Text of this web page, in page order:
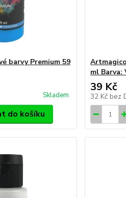
barvy Premium 59
Skladem
do košíku
ml Barva:
39 Kč
32 Kč bez